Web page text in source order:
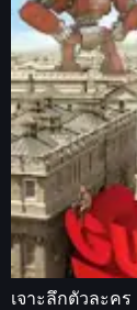
เจาะลึกตัวละค